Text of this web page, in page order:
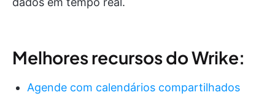
Melhores recursos do Wrike:
Agende com calendários compartilhados